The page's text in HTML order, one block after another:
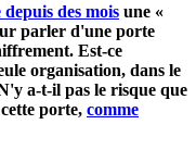
depuis des mois une «
parler d'une porte
Est-ce
organisation, dans le
a-t-il pas le risque que
porte, comme